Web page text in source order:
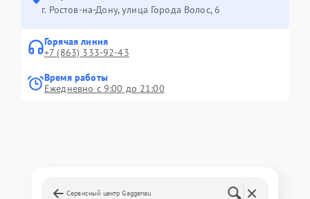
г. Ростов-на-Дону, улица Города Волос, 6
Горячая линия
+7 (863) 333-92-43
Время работы
Ежедневно с 9:00 до 21:00
Сервисный центр Gaggenau